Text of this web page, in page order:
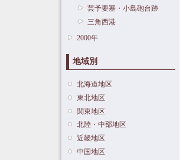
芸予要塞・小島砲台跡
三角西港
2000年
地域別
北海道地区
東北地区
関東地区
北陸・中部地区
近畿地区
中国地区